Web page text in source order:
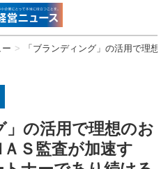
「ブランディング」の活用で理
」の活用で理想のお
Ｓ監査が加速す